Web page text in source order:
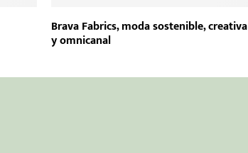
Brava Fabrics, moda sostenible, creativa
y omnicanal